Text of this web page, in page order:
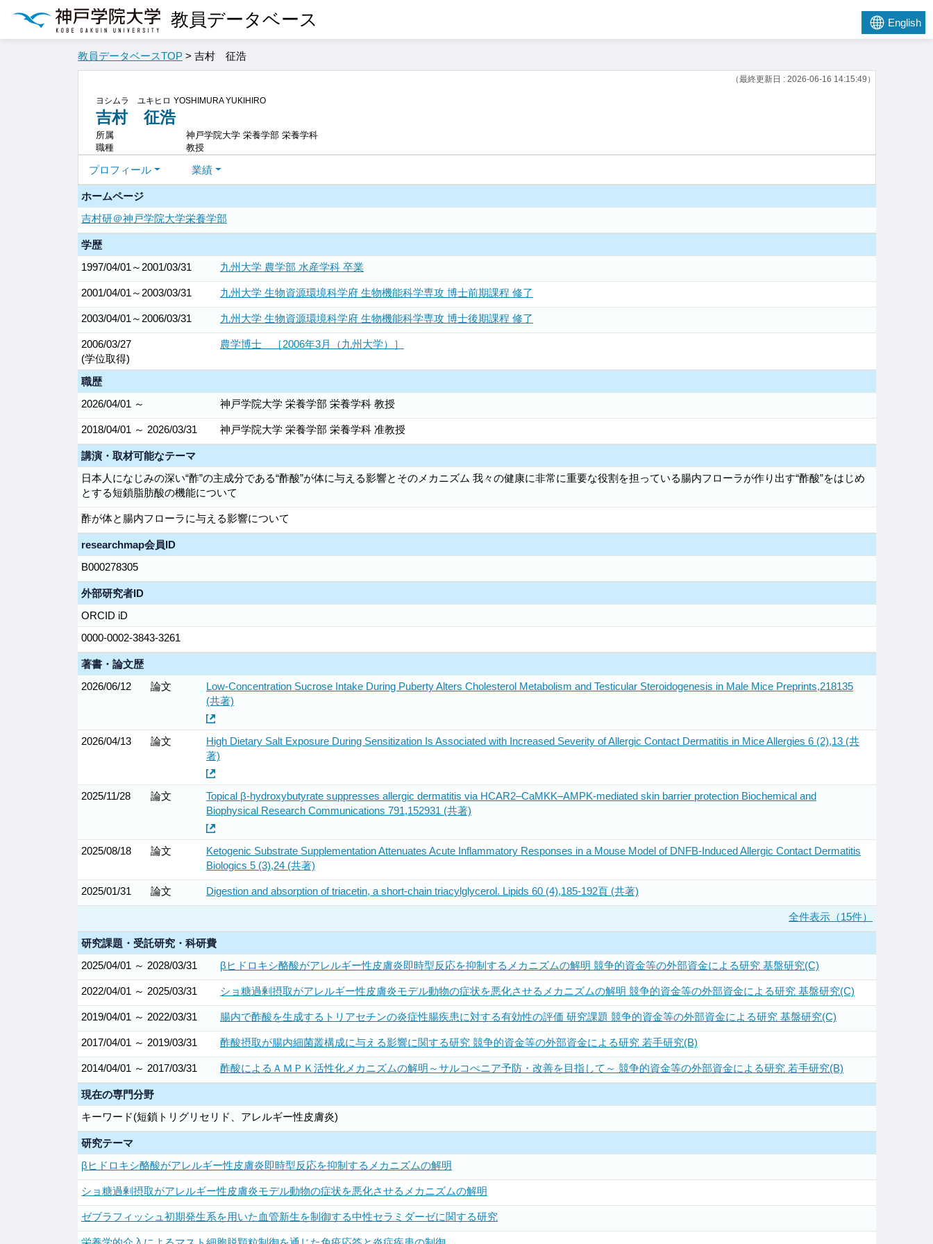
教員データベース English
教員データベースTOP > 吉村 征浩
（最終更新日 : 2026-06-16 14:15:49）
ヨシムラ ユキヒロ YOSHIMURA YUKIHIRO
吉村 征浩
所属
神戸学院大学 栄養学部 栄養学科
職種
教授
プロフィール 業績
ホームページ
吉村研＠神戸学院大学栄養学部
学歴
1997/04/01～2001/03/31
九州大学 農学部 水産学科 卒業
2001/04/01～2003/03/31 九州大学 生物資源環境科学府 生物機能科学専攻 博士前期課程 修了
2003/04/01～2006/03/31 九州大学 生物資源環境科学府 生物機能科学専攻 博士後期課程 修了
2006/03/27
(学位取得)
農学博士 ［2006年3月（九州大学）］
職歴
2026/04/01 ～
神戸学院大学 栄養学部 栄養学科 教授
2018/04/01 ～ 2026/03/31 神戸学院大学 栄養学部 栄養学科 准教授
講演・取材可能なテーマ
日本人になじみの深い“酢”の主成分である“酢酸”が体に与える影響とそのメカニズム 我々の健康に非常に重要な役割を担っている腸内フローラが作り出す“酢酸”をはじめ
とする短鎖脂肪酸の機能について
酢が体と腸内フローラに与える影響について
researchmap会員ID
B000278305
外部研究者ID
ORCID iD
0000-0002-3843-3261
著書・論文歴
2026/06/12
論文
Low-Concentration Sucrose Intake During Puberty Alters Cholesterol Metabolism and Testicular Steroidogenesis in Male Mice Preprints,218135
(共著)
2026/04/13 論文
High Dietary Salt Exposure During Sensitization Is Associated with Increased Severity of Allergic Contact Dermatitis in Mice Allergies 6 (2),13 (共
著)
2025/11/28 論文
Topical β-hydroxybutyrate suppresses allergic dermatitis via HCAR2–CaMKK–AMPK-mediated skin barrier protection Biochemical and
Biophysical Research Communications 791,152931 (共著)
2025/08/18 論文
Ketogenic Substrate Supplementation Attenuates Acute Inflammatory Responses in a Mouse Model of DNFB-Induced Allergic Contact Dermatitis
Biologics 5 (3),24 (共著)
2025/01/31 論文 Digestion and absorption of triacetin, a short-chain triacylglycerol. Lipids 60 (4),185-192頁 (共著)
全件表示（15件）
研究課題・受託研究・科研費
2025/04/01 ～ 2028/03/31
βヒドロキシ酪酸がアレルギー性皮膚炎即時型反応を抑制するメカニズムの解明 競争的資金等の外部資金による研究 基盤研究(C)
2022/04/01 ～ 2025/03/31 ショ糖過剰摂取がアレルギー性皮膚炎モデル動物の症状を悪化させるメカニズムの解明 競争的資金等の外部資金による研究 基盤研究(C)
2019/04/01 ～ 2022/03/31 腸内で酢酸を生成するトリアセチンの炎症性腸疾患に対する有効性の評価 研究課題 競争的資金等の外部資金による研究 基盤研究(C)
2017/04/01 ～ 2019/03/31 酢酸摂取が腸内細菌叢構成に与える影響に関する研究 競争的資金等の外部資金による研究 若手研究(B)
2014/04/01 ～ 2017/03/31 酢酸によるＡＭＰＫ活性化メカニズムの解明～サルコぺニア予防・改善を目指して～ 競争的資金等の外部資金による研究 若手研究(B)
現在の専門分野
キーワード(短鎖トリグリセリド、アレルギー性皮膚炎)
研究テーマ
βヒドロキシ酪酸がアレルギー性皮膚炎即時型反応を抑制するメカニズムの解明
ショ糖過剰摂取がアレルギー性皮膚炎モデル動物の症状を悪化させるメカニズムの解明
ゼブラフィッシュ初期発生系を用いた血管新生を制御する中性セラミダーゼに関する研究